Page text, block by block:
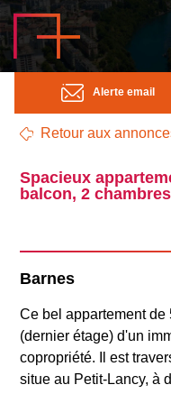
Alerte email
Retour aux
Spacieux
balcon, 2 chambres
Barnes
Ce bel appartement
(dernier étage) d'un
copropriété. Il est
situe au Petit-Lancy, à